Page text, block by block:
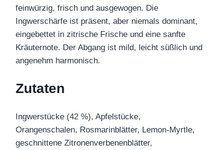
feinwürzig, frisch und ausgewogen. Die
Ingwerschärfe ist präsent, aber niemals dominant,
eingebettet in zitrische Frische und eine sanfte
Kräuternote. Der Abgang ist mild, leicht süßlich und
angenehm harmonisch.
Zutaten
Ingwerstücke (42 %), Apfelstücke,
Orangenschalen, Rosmarinblätter, Lemon-Myrtle,
geschnittene Zitronenverbenenblätter,